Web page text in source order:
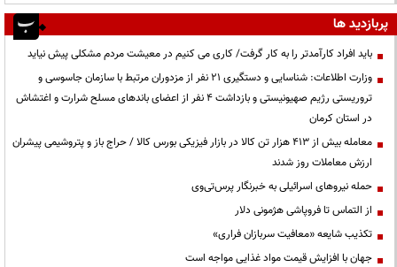
پربازدید ها
باید افراد کارآمدتر را به کار گرفت/ کاری می کنیم در معیشت مردم مشکلی پیش نیاید
وزارت اطلاعات: شناسایی و دستگیری ۲۱ نفر از مزدوران مرتبط با سازمان جاسوسی و
تروریستی رژیم صهیونیستی و بازداشت ۴ نفر از اعضای باندهای مسلح شرارت و اغتشاش
در استان کرمان
معامله بیش از ۴۱۳ هزار تن کالا در بازار فیزیکی بورس کالا / حراج باز و پتروشیمی پیشران
ارزش معاملات روز شدند
حمله نیروهای اسرائیلی به خبرنگار پرس‌تی‌وی
از التماس تا فروپاشی هژمونی دلار
تکذیب شایعه «معافیت سربازان فراری»
جهان با افزایش قیمت مواد غذایی مواجه است